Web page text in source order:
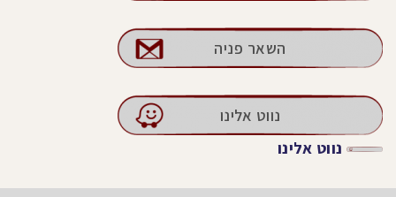
השאר פניה
נווט אלינו
נווט אלינו